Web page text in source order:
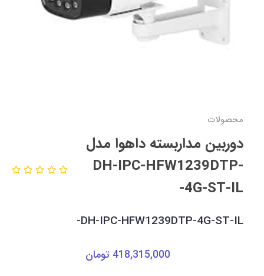
محصولات
دوربین مداربسته داهوا مدل
DH-IPC-HFW1239DTP-
4G-ST-IL-
DH-IPC-HFW1239DTP-4G-ST-IL-
418,315,000 تومان